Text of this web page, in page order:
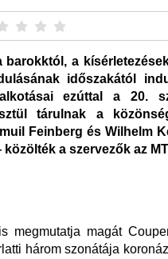
barokktól, a
időszakától
ezúttal a 20.
tárulnak a
Feinberg és Wilhelm
a szervezők az
megmutatja magát
három szonátája